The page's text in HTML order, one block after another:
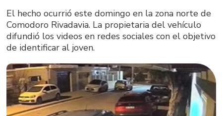
El hecho ocurrió este domingo en la zona norte de
Comodoro Rivadavia. La propietaria del vehículo
difundió los videos en redes sociales con el objetivo
de identificar al joven.